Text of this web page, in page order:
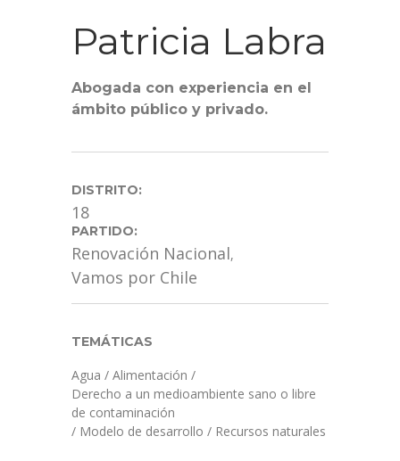
Patricia Labra
Abogada con experiencia en el
ámbito público y privado.
DISTRITO:
18
PARTIDO:
Renovación Nacional,
Vamos por Chile
TEMÁTICAS
Agua / Alimentación /
Derecho a un medioambiente sano o libre
de contaminación
/ Modelo de desarrollo / Recursos naturales